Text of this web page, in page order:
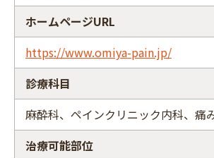
ホームページURL
https://www.omiya-pain.jp/
診療科目
麻酔科、ペインクリニック内科、痛
治療可能部位